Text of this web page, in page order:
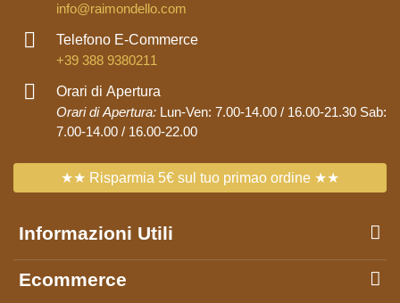
info@raimondello.com
Telefono E-Commerce
+39 388 9380211
Orari di Apertura
Orari di Apertura: Lun-Ven: 7.00-14.00 / 16.00-21.30 Sab:
7.00-14.00 / 16.00-22.00
★★ Risparmia 5€ sul tuo primao ordine ★★
Informazioni Utili
Ecommerce